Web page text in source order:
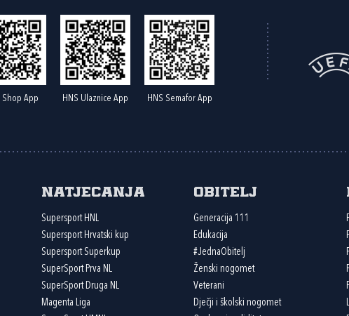
Shop App HNS Ulaznice App HNS Semafor App
Natjecanja
Supersport HNL
Supersport Hrvatski kup
Supersport Superkup
SuperSport Prva NL
SuperSport Druga NL
Magenta Liga
Obitelj
Generacija 111
Edukacija
#JednaObitelj
Ženski nogomet
Veterani
Dječji i školski nogomet